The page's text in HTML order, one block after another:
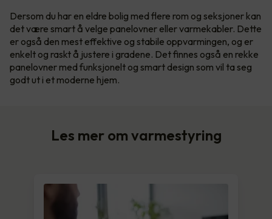
Dersom du har en eldre bolig med flere rom og seksjoner kan
det være smart å velge panelovner eller varmekabler. Dette
er også den mest effektive og stabile oppvarmingen, og er
enkelt og raskt å justere i gradene. Det finnes også en rekke
panelovner med funksjonelt og smart design som vil ta seg
godt ut i et moderne hjem.
Les mer om varmestyring